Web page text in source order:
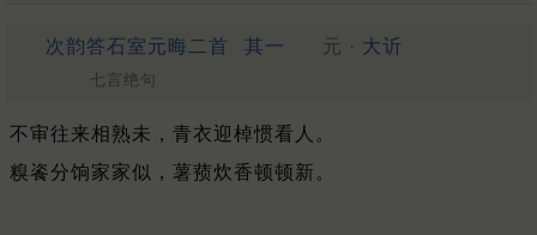
次韵答石室元晦二首 其一 元 · 大䜣
七言绝句
不审往来相熟未，青衣迎棹惯看人。
糗餈分饷家家似，薯蓣炊香顿顿新。